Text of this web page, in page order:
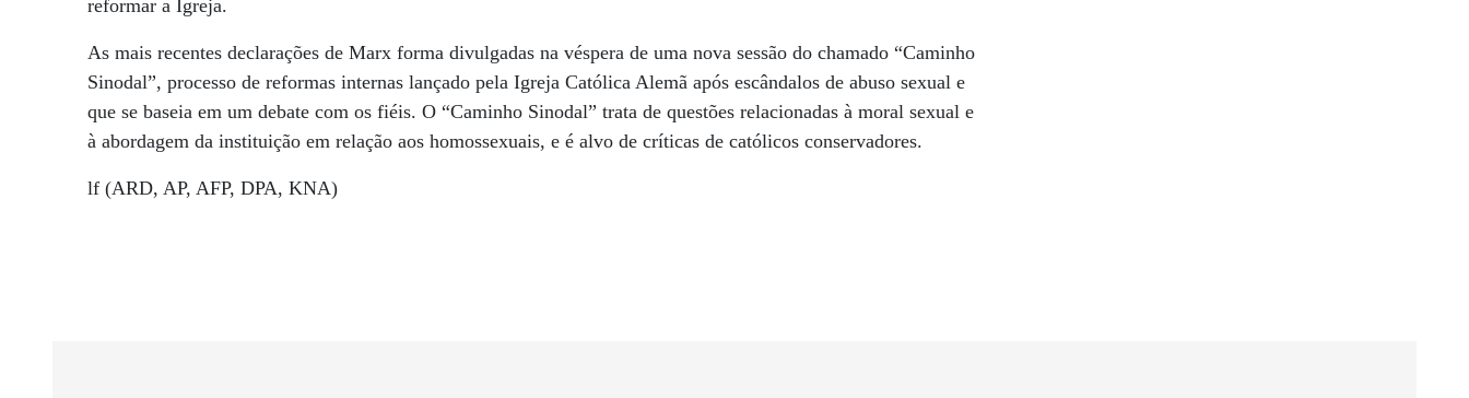
reformar a Igreja.
As mais recentes declarações de Marx forma divulgadas na véspera de uma nova sessão do chamado “Caminho
Sinodal”, processo de reformas internas lançado pela Igreja Católica Alemã após escândalos de abuso sexual e
que se baseia em um debate com os fiéis. O “Caminho Sinodal” trata de questões relacionadas à moral sexual e
à abordagem da instituição em relação aos homossexuais, e é alvo de críticas de católicos conservadores.
lf (ARD, AP, AFP, DPA, KNA)